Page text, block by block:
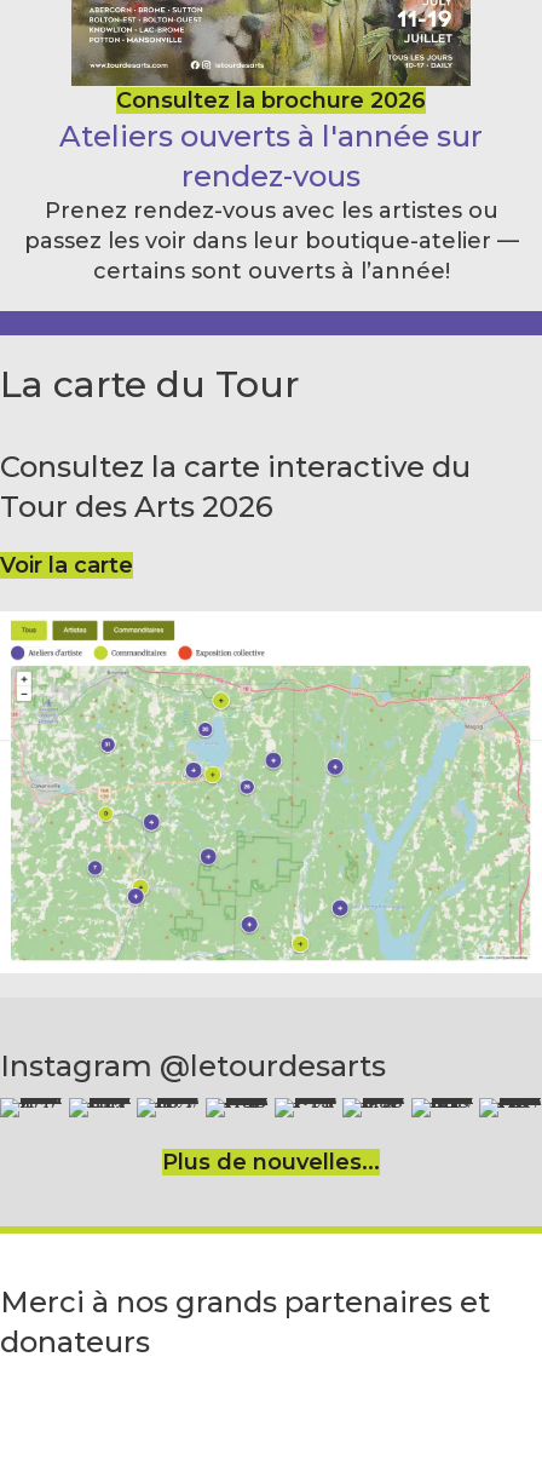
Consultez la brochure 2026
Ateliers ouverts à l'année sur
rendez-vous
Prenez rendez-vous avec les artistes ou
passez les voir dans leur boutique-atelier —
certains sont ouverts à l’année!
La carte du Tour
Consultez la carte interactive du
Tour des Arts 2026
Voir la carte
Instagram @letourdesarts
Plus de nouvelles...
Merci à nos grands partenaires et
donateurs